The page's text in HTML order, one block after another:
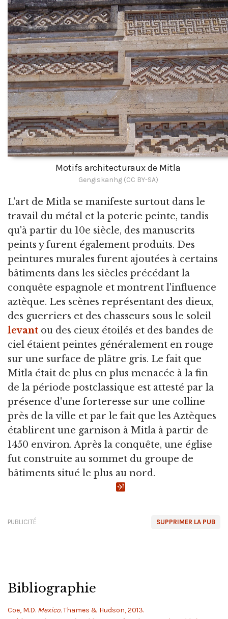
Motifs architecturaux de Mitla
Gengiskanhg (CC BY-SA)
L'art de Mitla se manifeste surtout dans le
travail du métal et la poterie peinte, tandis
qu'à partir du 10e siècle, des manuscrits
peints y furent également produits. Des
peintures murales furent ajoutées à certains
bâtiments dans les siècles précédant la
conquête espagnole et montrent l'influence
aztèque. Les scènes représentant des dieux,
des guerriers et des chasseurs sous le soleil
levant ou des cieux étoilés et des bandes de
ciel étaient peintes généralement en rouge
sur une surface de plâtre gris. Le fait que
Mitla était de plus en plus menacée à la fin
de la période postclassique est attesté par la
présence d'une forteresse sur une colline
près de la ville et par le fait que les Aztèques
établirent une garnison à Mitla à partir de
1450 environ. Après la conquête, une église
fut construite au sommet du groupe de
bâtiments situé le plus au nord.
SUPPRIMER LA PUB
PUBLICITÉ
Bibliographie
Coe, M.D. Mexico.Thames & Hudson, 2013.